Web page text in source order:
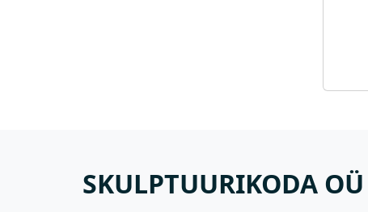
SKULPTUURIKODA OÜ